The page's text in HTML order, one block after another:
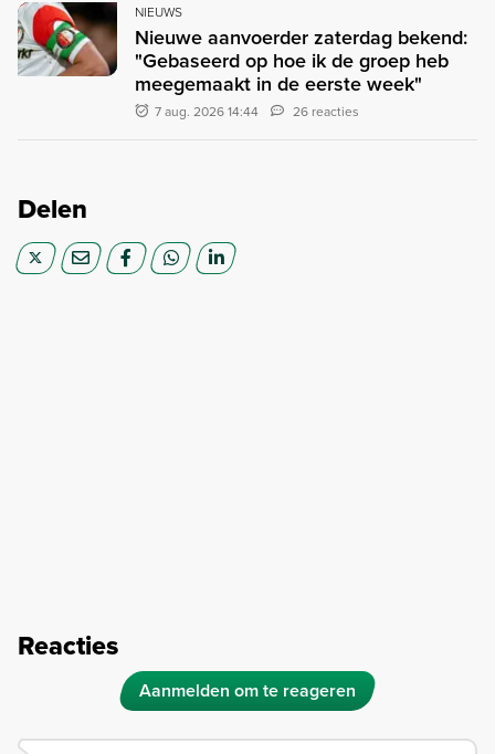
NIEUWS
Nieuwe aanvoerder zaterdag bekend:
"Gebaseerd op hoe ik de groep heb
meegemaakt in de eerste week"
7 aug. 2026 14:44 26 reacties
Delen
Reacties
Aanmelden om te reageren